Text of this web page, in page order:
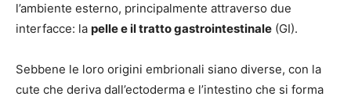
l’ambiente esterno, principalmente attraverso due
interfacce: la pelle e il tratto gastrointestinale (GI).
Sebbene le loro origini embrionali siano diverse, con la
cute che deriva dall’ectoderma e l’intestino che si forma